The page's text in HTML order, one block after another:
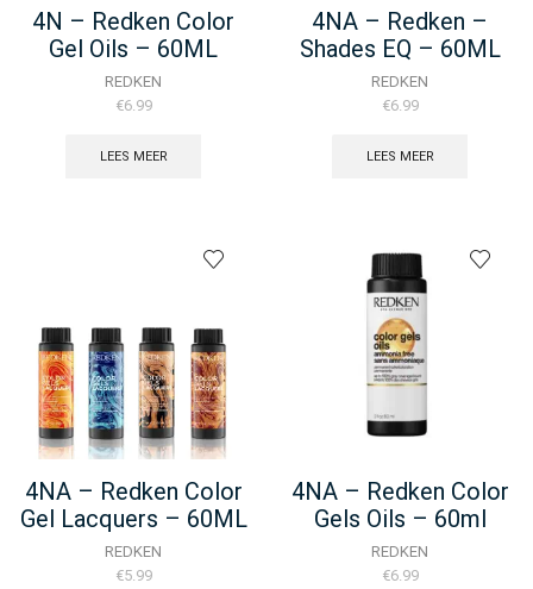
4N – Redken Color
Gel Oils – 60ML
REDKEN
€6.99
LEES MEER
4NA – Redken –
Shades EQ – 60ML
REDKEN
€6.99
LEES MEER
4NA – Redken Color
Gel Lacquers – 60ML
REDKEN
€5.99
4NA – Redken Color
Gels Oils – 60ml
REDKEN
€6.99